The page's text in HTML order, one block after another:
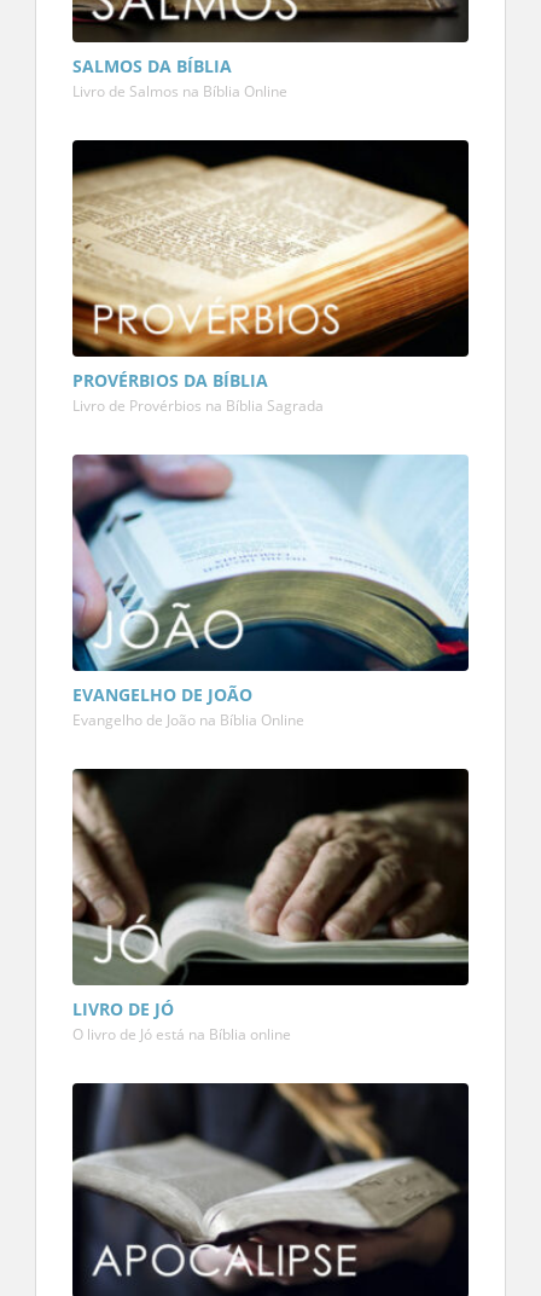
SALMOS DA BÍBLIA
Livro de Salmos na Bíblia Online
PROVÉRBIOS DA BÍBLIA
Livro de Provérbios na Bíblia Sagrada
EVANGELHO DE JOÃO
Evangelho de João na Bíblia Online
LIVRO DE JÓ
O livro de Jó está na Bíblia online